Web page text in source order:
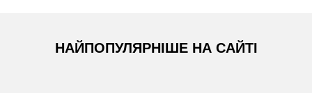
НАЙПОПУЛЯРНІШЕ НА САЙТІ